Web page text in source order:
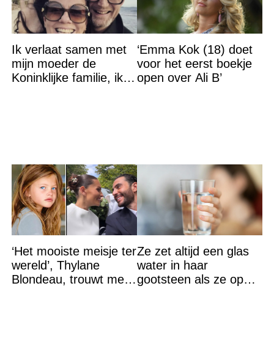
Ik verlaat samen met
mijn moeder de
Koninklijke familie, ik
‘Emma Kok (18) doet
voor het eerst boekje
open over Ali B’
‘Het mooiste meisje ter
wereld’, Thylane
Blondeau, trouwt met
Ze zet altijd een glas
water in haar
gootsteen als ze op